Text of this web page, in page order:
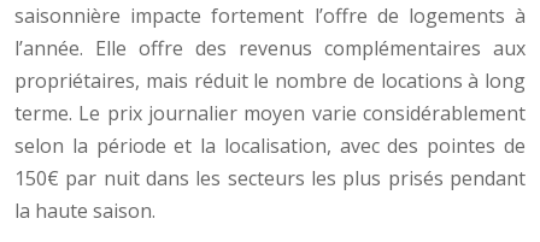
saisonnière impacte fortement l’offre de logements à
l’année. Elle offre des revenus complémentaires aux
propriétaires, mais réduit le nombre de locations à long
terme. Le prix journalier moyen varie considérablement
selon la période et la localisation, avec des pointes de
150€ par nuit dans les secteurs les plus prisés pendant
la haute saison.